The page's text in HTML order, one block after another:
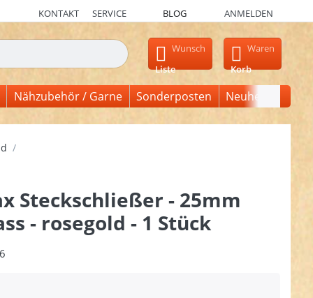
KONTAKT SERVICE BLOG ANMELDEN
erscheinen automatisch erste Ergebnisse. Drücken Sie die
Wunsch
Liste
Waren
Korb
Nähzubehör / Garne Sonderposten Neuheiten
Steckschließer - 25mm
- rosegold - 1 Stück